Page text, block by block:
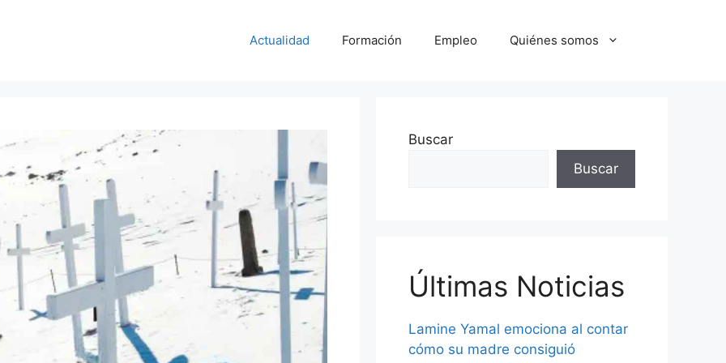
Actualidad Formación Empleo Quiénes somos
Buscar
Buscar
Últimas Noticias
Lamine Yamal emociona al contar
cómo su madre consiguió